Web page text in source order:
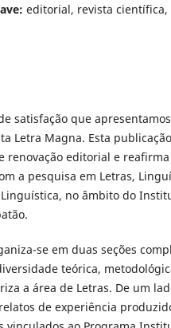
editorial, revista científica,
satisfação que
Letra Magna. Esta
renovação editorial e
a pesquisa em Letras,
Linguística, no âmbito do
se em duas seções
teórica,
a área de Letras. De um
de experiência